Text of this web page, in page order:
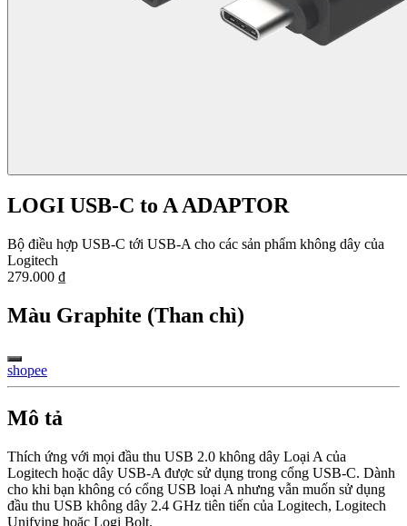
LOGI USB-C to A ADAPTOR
Bộ điều hợp USB-C tới USB-A cho các sản phẩm không dây của
Logitech
279.000 ₫
Màu Graphite (Than chì)
shopee
Mô tả
Thích ứng với mọi đầu thu USB 2.0 không dây Loại A của
Logitech hoặc dây USB-A được sử dụng trong cổng USB-C. Dành
cho khi bạn không có cổng USB loại A nhưng vẫn muốn sử dụng
đầu thu USB không dây 2.4 GHz tiên tiến của Logitech, Logitech
Unifying hoặc Logi Bolt.